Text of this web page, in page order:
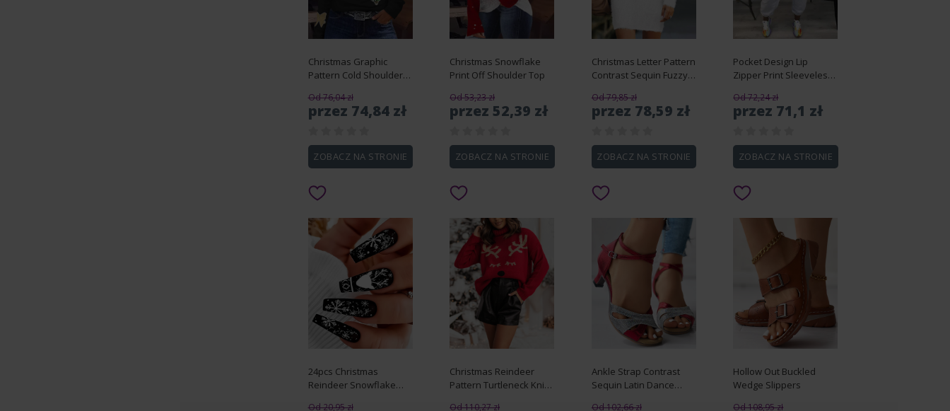
Christmas Graphic
Pattern Cold Shoulder
Od 76,04 zł
przez 74,84 zł
ZOBACZ NA STRONIE
Christmas Snowflake
Print Off Shoulder Top
Od 53,23 zł
przez 52,39 zł
ZOBACZ NA STRONIE
Christmas Letter Pattern
Contrast Sequin Fuzzy
Od 79,85 zł
przez 78,59 zł
ZOBACZ NA STRONIE
Pocket Design Lip
Zipper Print Sleeveless
Od 72,24 zł
przez 71,1 zł
ZOBACZ NA STRONIE
24pcs Christmas
Reindeer Snowflake
Od 20,95 zł
Christmas Reindeer
Pattern Turtleneck Knit
Od 110,27 zł
Ankle Strap Contrast
Sequin Latin Dance
Od 102,66 zł
Hollow Out Buckled
Wedge Slippers
Od 108,95 zł